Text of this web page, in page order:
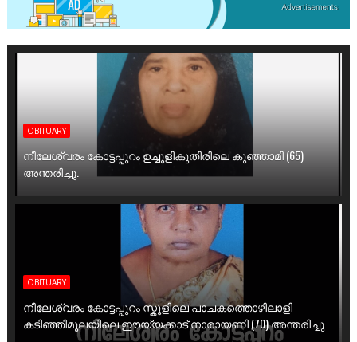
OBITUARY
നീലേശ്വരം കോട്ടപ്പുറം ഉച്ചൂളികുതിരിലെ കുഞ്ഞാമി (65)
അന്തരിച്ചു.
OBITUARY
നീലേശ്വരം കോട്ടപ്പുറം സ്കൂളിലെ പാചകത്തൊഴിലാളി
കടിഞ്ഞിമൂലയിലെ ഈയ്യക്കാട് നാരായണി (70) അന്തരിച്ചു